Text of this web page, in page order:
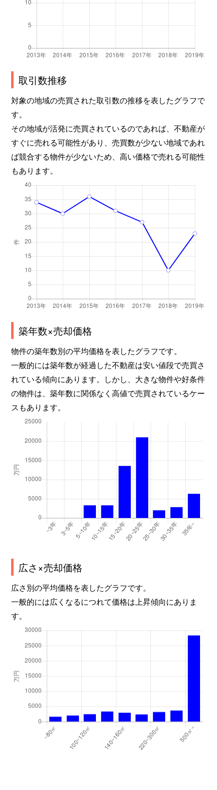
取引数推移
対象の地域の売買された取引数の推移を表したグラフで
す。
その地域が活発に売買されているのであれば、不動産が
すぐに売れる可能性があり、売買数が少ない地域であれ
ば競合する物件が少ないため、高い価格で売れる可能性
もあります。
築年数×売却価格
物件の築年数別の平均価格を表したグラフです。
一般的には築年数が経過した不動産は安い値段で売買さ
れている傾向にあります。しかし、大きな物件や好条件
の物件は、築年数に関係なく高値で売買されているケー
スもあります。
広さ×売却価格
広さ別の平均価格を表したグラフです。
一般的には広くなるにつれて価格は上昇傾向にありま
す。